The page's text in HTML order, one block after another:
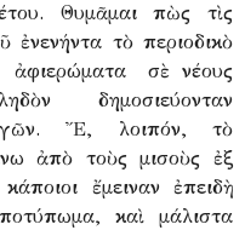
Θυμᾶμαι πὼς τὶς
ἐνενήντα τὸ περιοδικὸ
σὲ νέους
δημοσιεύονταν
Ἔ, λοιπόν, τὸ
ἀπὸ τοὺς μισοὺς ἐξ
ἔμειναν ἐπειδὴ
καὶ μάλιστα